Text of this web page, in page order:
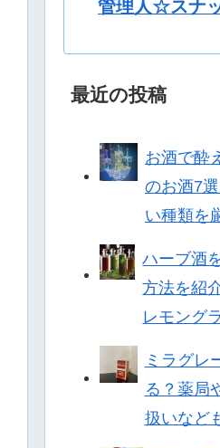
管理人☆スナ
最近の投稿
お酒で酔
のお酒7
い種類を
ハーブ酒
方法を紹
レモング
ミラグレ
る？薬局
扱いなど